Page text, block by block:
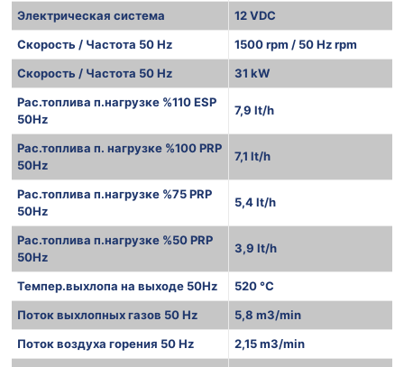
Электрическая система
12 VDC
Скорость / Частота 50 Hz
1500 rpm / 50 Hz rpm
Скорость / Частота 50 Hz
31 kW
Рас.топлива п.нагрузке %110 ESP
50Hz
7,9 lt/h
Рас.топлива п. нагрузке %100 PRP
50Hz
7,1 lt/h
Рас.топлива п.нагрузке %75 PRP
50Hz
5,4 lt/h
Рас.топлива п.нагрузке %50 PRP
50Hz
3,9 lt/h
Темпер.выхлопа на выходе 50Hz
520 °C
Поток выхлопных газов 50 Hz
5,8 m3/min
Поток воздуха горения 50 Hz
2,15 m3/min